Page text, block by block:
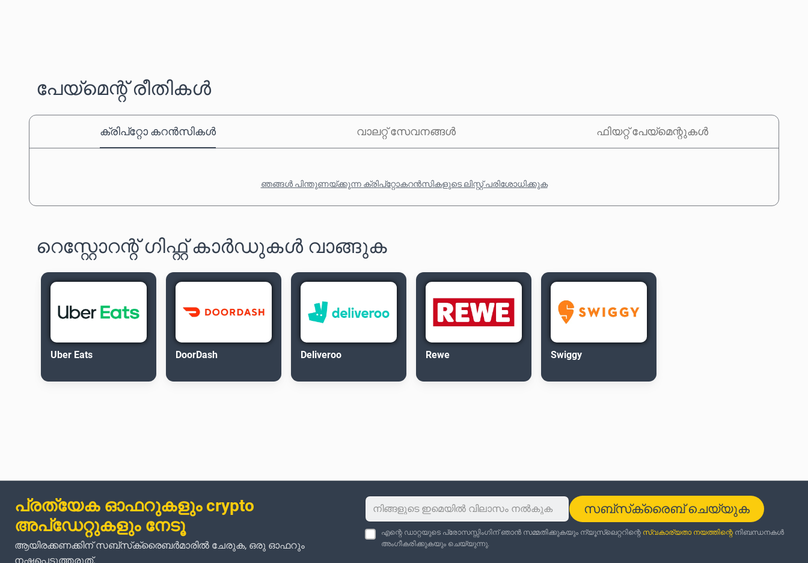
പേയ്‌മെന്റ് രീതികൾ
ക്രിപ്‌റ്റോ കറൻസികൾ വാലറ്റ് സേവനങ്ങൾ ഫിയറ്റ് പേയ്‌മെന്റുകൾ
ഞങ്ങൾ പിന്തുണയ്ക്കുന്ന ക്രിപ്‌റ്റോകറൻസികളുടെ ലിസ്റ്റ് പരിശോധിക്കുക
റെസ്റ്റോറന്റ് ഗിഫ്റ്റ് കാർഡുകൾ വാങ്ങുക
Uber Eats DoorDash Deliveroo Rewe Swiggy
പ്രത്യേക ഓഫറുകളും crypto
അപ്‌ഡേറ്റുകളും നേടൂ
ആയിരക്കണക്കിന് സബ്‌സ്‌ക്രൈബർമാരിൽ ചേരുക, ഒരു ഓഫറും
നഷ്ടപ്പെടുത്തരുത്.
സബ്‌സ്‌ക്രൈബ് ചെയ്യുക
എന്റെ ഡാറ്റയുടെ പ്രോസസ്സിംഗിന് ഞാൻ സമ്മതിക്കുകയും ന്യൂസ്‌ലെറ്ററിന്റെ സ്വകാര്യതാ നയത്തിന്റെനിബന്ധനകൾ
അംഗീകരിക്കുകയും ചെയ്യുന്നു.